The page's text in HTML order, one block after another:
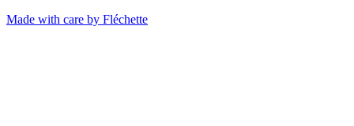
Made with care by Fléchette